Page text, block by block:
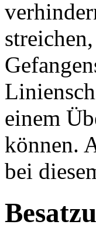
einem
können.
bei